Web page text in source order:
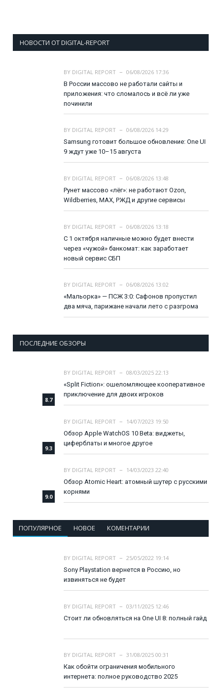
НОВОСТИ ОТ DIGITAL-REPORT
BY DIGITAL REPORT
06/08/2026 17:36
В России массово не работали сайты и
приложения: что сломалось и всё ли уже
починили
BY DIGITAL REPORT
06/08/2026 14:29
Samsung готовит большое обновление: One UI
9 ждут уже 10–15 августа
BY DIGITAL REPORT
06/08/2026 13:48
Рунет массово «лёг»: не работают Ozon,
Wildberries, MAX, РЖД и другие сервисы
BY DIGITAL REPORT
06/08/2026 13:18
С 1 октября наличные можно будет внести
через «чужой» банкомат: как заработает
новый сервис СБП
BY DIGITAL REPORT
06/08/2026 13:02
«Мальорка» — ПСЖ 3:0: Сафонов пропустил
два мяча, парижане начали лето с разгрома
ПОСЛЕДНИЕ ОБЗОРЫ
8.7
BY DIGITAL REPORT
08/03/2025 22:13
«Split Fiction»: ошеломляющее кооперативное
приключение для двоих игроков
9.3
BY DIGITAL REPORT
14/07/2023 19:50
Обзор Apple WatchOS 10 Beta: виджеты,
циферблаты и многое другое
9.0
BY DIGITAL REPORT
14/03/2023 22:40
Обзор Atomic Heart: атомный шутер с русскими
корнями
ПОПУЛЯРНОЕ НОВОЕ КОМЕНТАРИИ
BY DIGITAL REPORT
25/05/2022 19:14
Sony Playstation вернется в Россию, но
извиняться не будет
BY DIGITAL REPORT
03/11/2025 12:46
Стоит ли обновляться на One UI 8: полный гайд
BY DIGITAL REPORT
31/08/2025 00:31
Как обойти ограничения мобильного
интернета: полное руководство 2025